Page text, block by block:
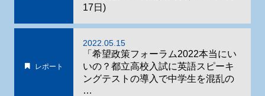
17日)
レポート
2022.05.15
「希望政策フォーラム2022本当にい
いの？都立高校入試に英語スピーキ
ングテストの導入で中学生を混乱の
…